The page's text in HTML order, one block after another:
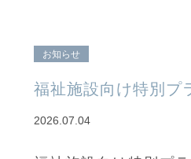
お知らせ
福祉施設向け特別プ
2026.07.04